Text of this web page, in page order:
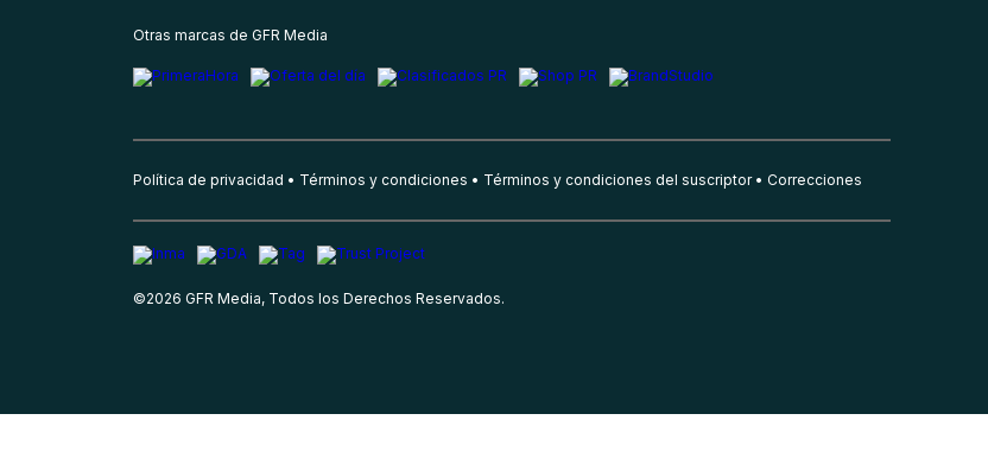
Otras marcas de GFR Media
Política de privacidad Términos y condiciones Términos y condiciones del suscriptor Correcciones
©2026 GFR Media, Todos los Derechos Reservados.